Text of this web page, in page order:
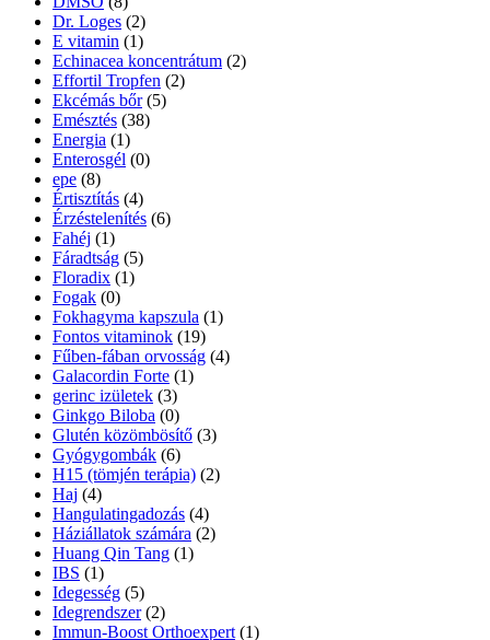
Dr. Loges (2)
E vitamin (1)
Echinacea koncentrátum (2)
Effortil Tropfen (2)
Ekcémás bőr (5)
Emésztés (38)
Energia (1)
Enterosgél (0)
epe (8)
Értisztítás (4)
Érzéstelenítés (6)
Fahéj (1)
Fáradtság (5)
Floradix (1)
Fogak (0)
Fokhagyma kapszula (1)
Fontos vitaminok (19)
Fűben-fában orvosság (4)
Galacordin Forte (1)
gerinc izületek (3)
Ginkgo Biloba (0)
Glutén közömbösítő (3)
Gyógygombák (6)
H15 (tömjén terápia) (2)
Haj (4)
Hangulatingadozás (4)
Háziállatok számára (2)
Huang Qin Tang (1)
IBS (1)
Idegesség (5)
Idegrendszer (2)
Immun-Boost Orthoexpert (1)